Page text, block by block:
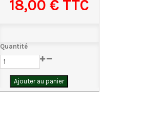
18,00 €TTC
Quantité
Ajouter au panier